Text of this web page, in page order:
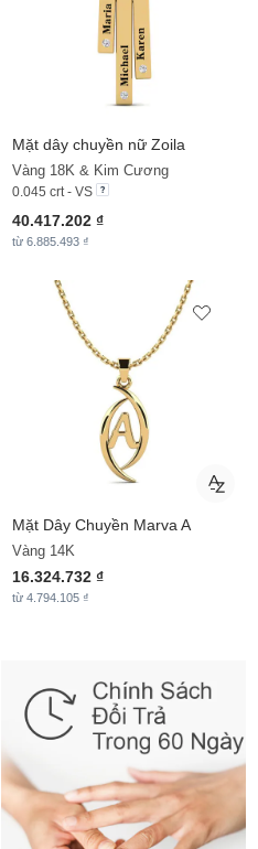
Mặt dây chuyền nữ Zoila
Vàng 18K & Kim Cương
0.045 crt - VS
40.417.202 ₫
từ 6.885.493 ₫
Mặt Dây Chuyền Marva A
Vàng 14K
16.324.732 ₫
từ 4.794.105 ₫